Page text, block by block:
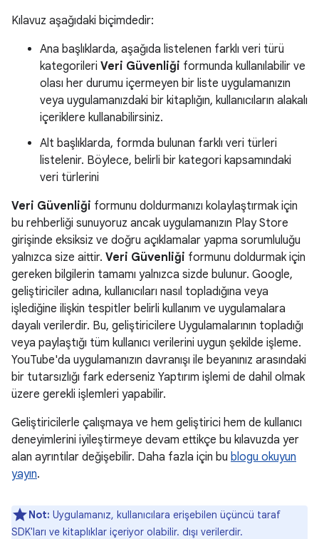
Kılavuz aşağıdaki biçimdedir:
Ana başlıklarda, aşağıda listelenen farklı veri türü
kategorileri Veri Güvenliği formunda kullanılabilir ve
olası her durumu içermeyen bir liste uygulamanızın
veya uygulamanızdaki bir kitaplığın, kullanıcıların alakalı
içeriklere kullanabilirsiniz.
Alt başlıklarda, formda bulunan farklı veri türleri
listelenir. Böylece, belirli bir kategori kapsamındaki
veri türlerini
Veri Güvenliği formunu doldurmanızı kolaylaştırmak için
bu rehberliği sunuyoruz ancak uygulamanızın Play Store
girişinde eksiksiz ve doğru açıklamalar yapma sorumluluğu
yalnızca size aittir. Veri Güvenliği formunu doldurmak için
gereken bilgilerin tamamı yalnızca sizde bulunur. Google,
geliştiriciler adına, kullanıcıları nasıl topladığına veya
işlediğine ilişkin tespitler belirli kullanım ve uygulamalara
dayalı verilerdir. Bu, geliştiricilere Uygulamalarının topladığı
veya paylaştığı tüm kullanıcı verilerini uygun şekilde işleme.
YouTube'da uygulamanızın davranışı ile beyanınız arasındaki
bir tutarsızlığı fark ederseniz Yaptırım işlemi de dahil olmak
üzere gerekli işlemleri yapabilir.
Geliştiricilerle çalışmaya ve hem geliştirici hem de kullanıcı
deneyimlerini iyileştirmeye devam ettikçe bu kılavuzda yer
alan ayrıntılar değişebilir. Daha fazla için bu blogu okuyun
yayın.
Not: Uygulamanız, kullanıcılara erişebilen üçüncü taraf
SDK'ları ve kitaplıklar içeriyor olabilir. dışı verilerdir.